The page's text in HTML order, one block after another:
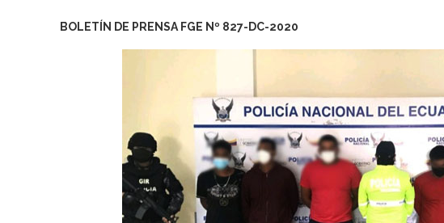
BOLETÍN DE PRENSA FGE Nº 827-DC-2020